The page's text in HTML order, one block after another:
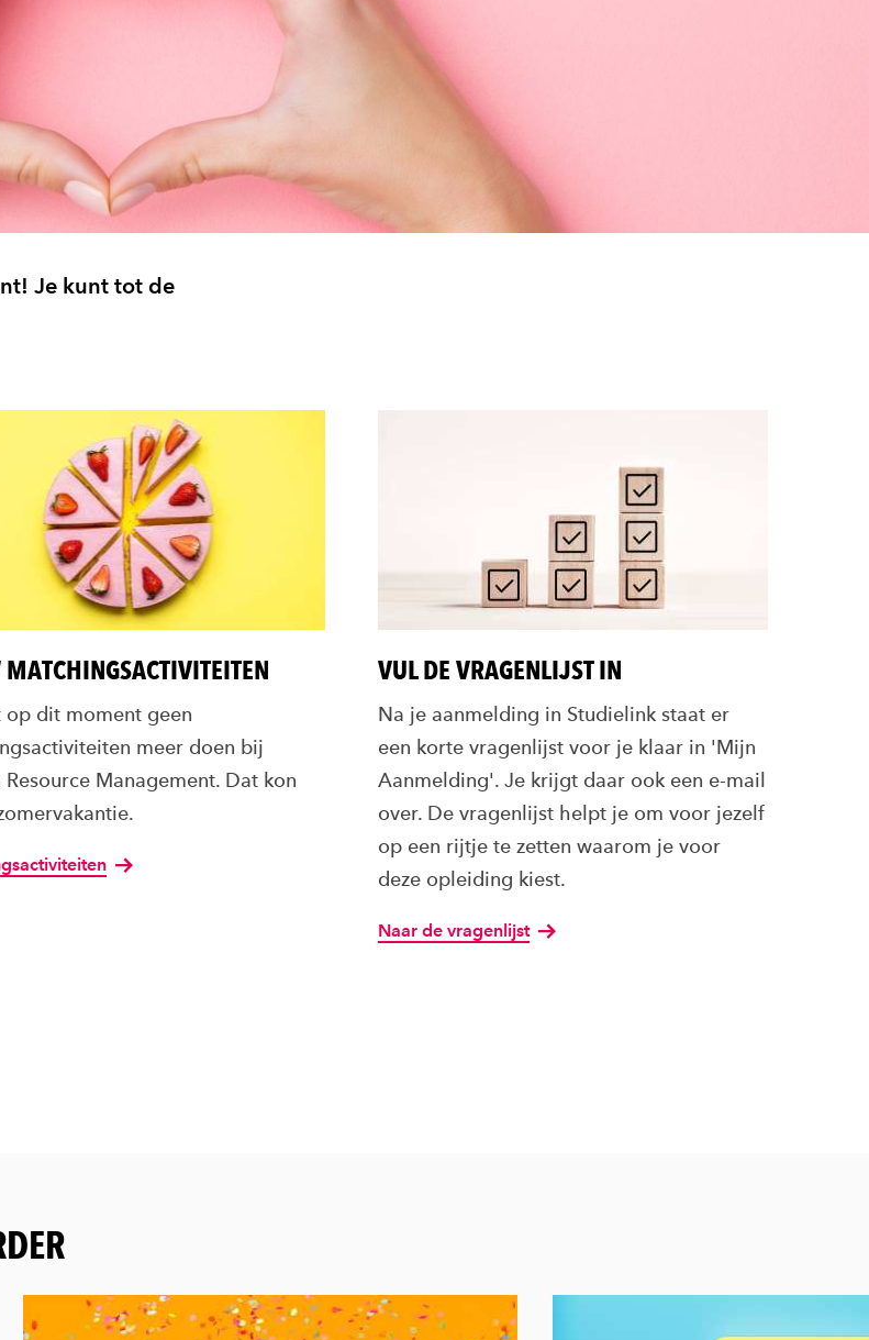
Je kunt tot de
op dit moment geen
meer doen bij
Resource Management. Dat kon
VUL DE VRAGENLIJST IN
Na je aanmelding in Studielink staat er
een korte vragenlijst voor je klaar in 'Mijn
Aanmelding'. Je krijgt daar ook een e-mail
over. De vragenlijst helpt je om voor jezelf
op een rijtje te zetten waarom je voor
deze opleiding kiest.
Naar de vragenlijst